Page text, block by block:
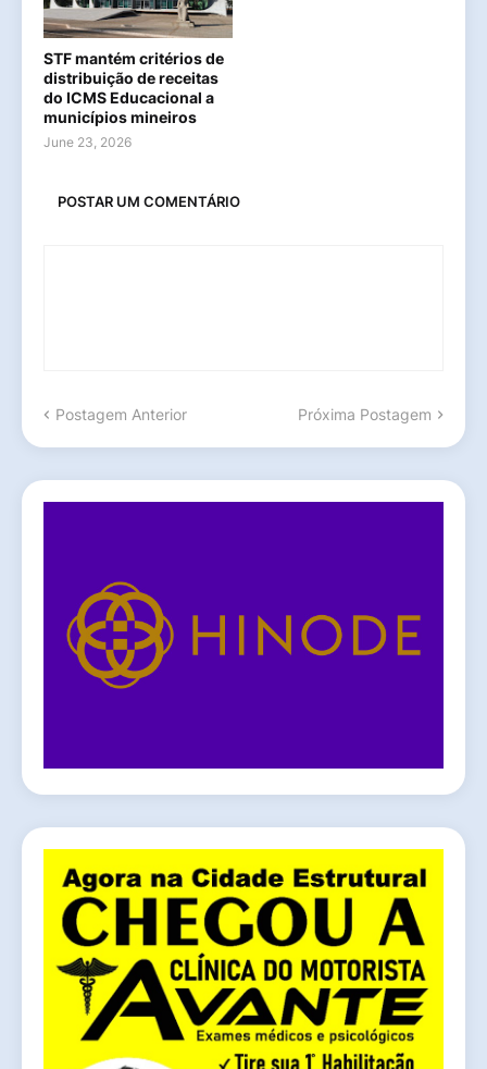
STF mantém critérios de
distribuição de receitas
do ICMS Educacional a
municípios mineiros
June 23, 2026
POSTAR UM COMENTÁRIO
Postagem Anterior Próxima Postagem